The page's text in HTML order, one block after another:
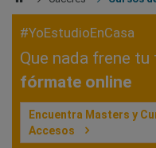
#YoEstudioEnCasa
Que nada frene tu
fórmate online
Encuentra Masters y
Accesos